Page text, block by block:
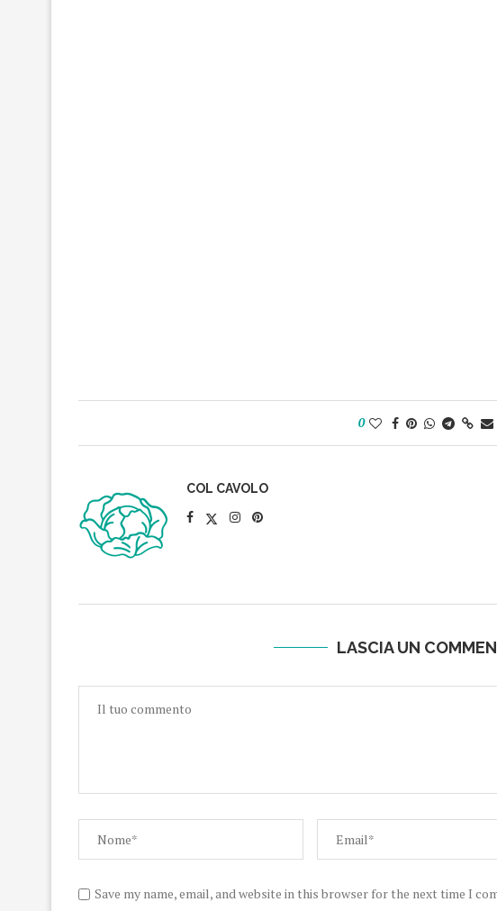
0
COL CAVOLO
LASCIA UN
Save my name, email, and website in this browser for the next time I